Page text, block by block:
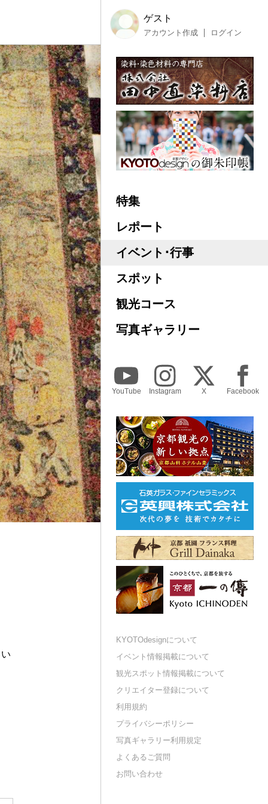
ゲスト
アカウント作成 ログイン
特集
レポート
イベント･行事
スポット
観光コース
写真ギャラリー
YouTube Instagram X Facebook
KYOTOdesignについて
イベント情報掲載について
観光スポット情報掲載について
クリエイター登録について
利用規約
プライバシーポリシー
写真ギャラリー利用規定
よくあるご質問
お問い合わせ